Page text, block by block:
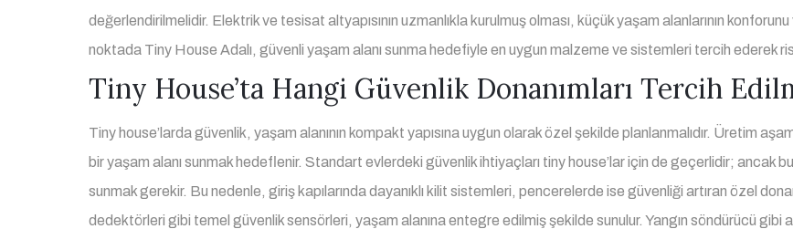
değerlendirilmelidir. Elektrik ve tesisat altyapısının uzmanlıkla kurulmuş olması, küçük yaşam alanlarının
noktada Tiny House Adalı, güvenli yaşam alanı sunma hedefiyle en uygun malzeme ve sistemleri tercih ederek
Tiny House’ta Hangi Güvenlik Donanımları Tercih
Tiny house’larda güvenlik, yaşam alanının kompakt yapısına uygun olarak özel şekilde planlanmalıdır. Üretim
bir yaşam alanı sunmak hedeflenir. Standart evlerdeki güvenlik ihtiyaçları tiny house’lar için de geçerlidir;
sunmak gerekir. Bu nedenle, giriş kapılarında dayanıklı kilit sistemleri, pencerelerde ise güvenliği artıran özel
dedektörleri gibi temel güvenlik sensörleri, yaşam alanına entegre edilmiş şekilde sunulur. Yangın söndürücü gibi